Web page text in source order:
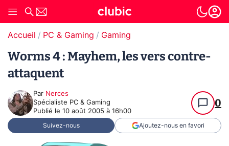
Accueil PC & Gaming Gaming
Worms 4 : Mayhem, les vers contre-
attaquent
Par Nerces
Spécialiste PC & Gaming
Publié le 10 août 2005 à 16h00
0
Suivez-nous Ajoutez-nous en favori